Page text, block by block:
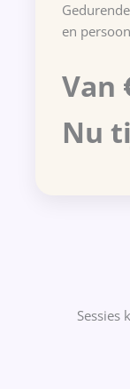
en
Van
Nu
Sessies